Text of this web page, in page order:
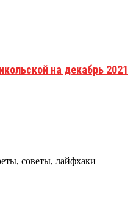
на декабрь 2021
советы, лайфхаки